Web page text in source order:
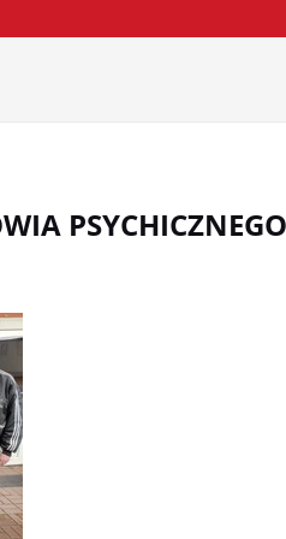
PSYCHICZNEGO